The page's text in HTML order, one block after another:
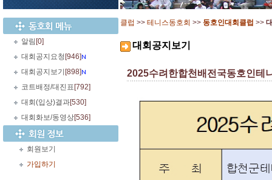
알림 [0]
대회공지요청 [946]
대회공지보기 [898]
코트배정/대진표 [792]
대회(입상)결과[530]
대회화보/동영상[536]
회원보기
가입하기
클럽 >> 테니스동호회 >> 동호인대회클럽 >>
대회공지보기
2025수려한합천배전국동호인테